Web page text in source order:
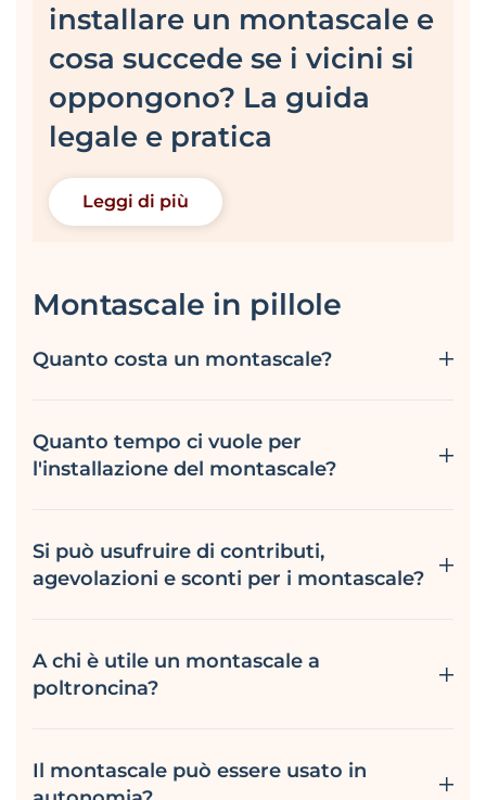
installare un montascale e
cosa succede se i vicini si
oppongono? La guida
legale e pratica
Leggi di più
Montascale in pillole
Quanto costa un montascale?
Quanto tempo ci vuole per
l'installazione del montascale?
Si può usufruire di contributi,
agevolazioni e sconti per i montascale?
A chi è utile un montascale a
poltroncina?
Il montascale può essere usato in